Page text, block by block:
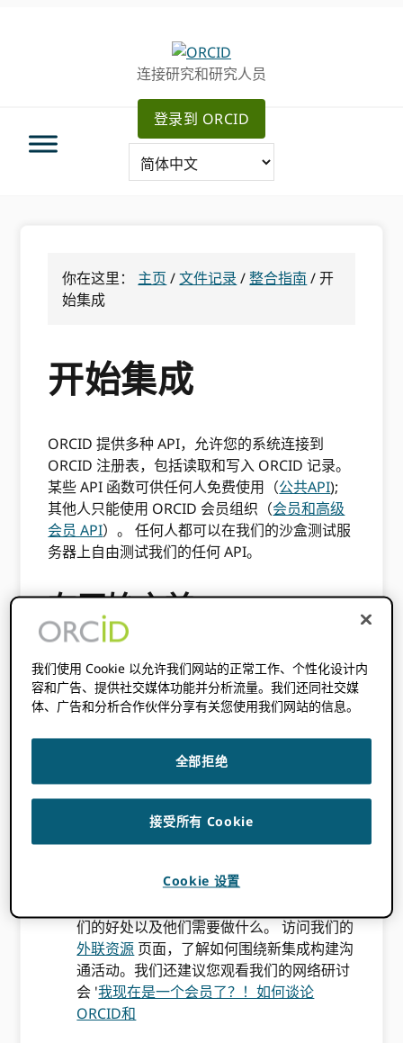
连接研究和研究人员
登录到 ORCID
你在这里： 主页 /文件记录 /整合指南 /开
始集成
开始集成
ORCID 提供多种 API，允许您的系统连接到
ORCID 注册表，包括读取和写入 ORCID 记录。
某些 API 函数可供任何人免费使用（公共API);
其他人只能使用 ORCID 会员组织（会员和高级
会员 API）。 任何人都可以在我们的沙盒测试服
务器上自由测试我们的任何 API。
在开始之前
当您开始进行集成规划时，您应该考虑：
你想用 ORCID API——请访问我们的工作
流程 和集成最佳实践 。 如果你是一个
ORCID 成员组织您可以联系我们或您的财
团领导寻求帮助！。
您使用的系统是否已经支持 ORCID。如果
是的话，这可能就像配置您的系统一样简单
ORCID。 请检查我们的 ORCID 认证服务提
您将如何与您的研究人员就正在实施的更改
们的好处以及他们需要做什么。 访问我们的
外联资源 页面，了解如何围绕新集成构建沟
通活动。我们还建议您观看我们的网络研讨
会 '我现在是一个会员了？！如何谈论
ORCID和
我们使用 Cookie 以允许我们网站的正常工作、个性化设计内
容和广告、提供社交媒体功能并分析流量。我们还同社交媒
体、广告和分析合作伙伴分享有关您使用我们网站的信息。
全部拒绝
接受所有 Cookie
Cookie 设置